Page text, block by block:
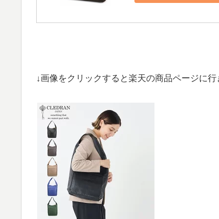
↓画像をクリックすると楽天の商品ページに